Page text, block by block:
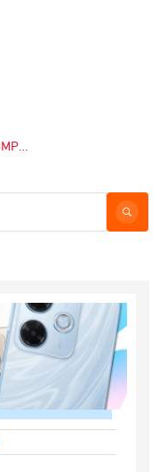
Tag: rekomendasi Hp 108MP terbaik